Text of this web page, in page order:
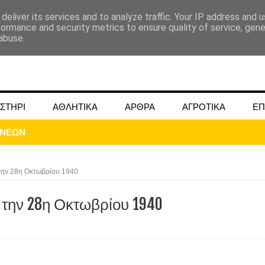
ΑΘΛΗΤΙΚΑ ΑΡΘΡΑ ΑΓΡΟΤΙΚΑ
ΓΙΑ ΜΑΙΟ ΚΑΙ ΙΟΥΝΙΟ 2024
στην Ομβριακή Δομοκού την 1η Δεκέμβρη 1942
28η Οκτωβρίου 1940
28η Οκτωβρίου 1940
its services and to analyze traffic. Your IP address and
and security metrics to ensure quality of service,